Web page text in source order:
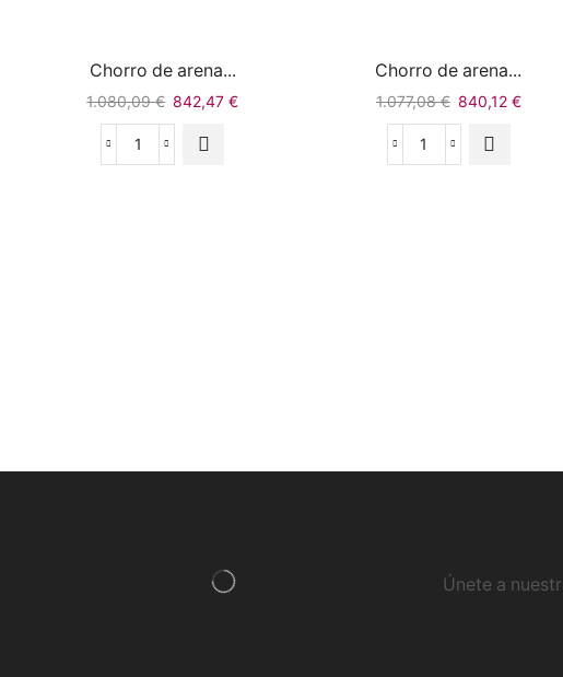
Chorro de arena...
1.080,09€ 842,47€
Chorro de arena...
1.077,08€ 840,12 €
Únete a